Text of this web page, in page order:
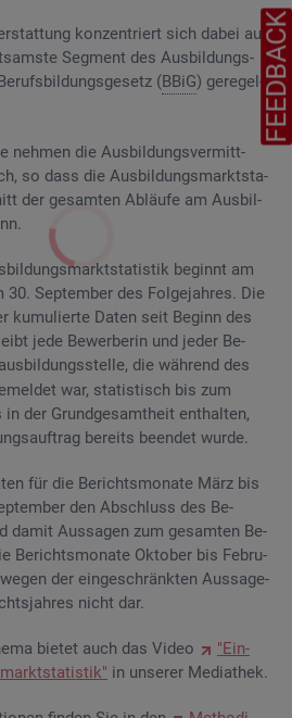
kon­zen­triert sich dabei auf
Seg­ment des Aus­bil­dungs­
(BBiG) ge­re­gel­
neh­men die Aus­bil­dungs­ver­mitt­
so dass die Aus­bil­dungs­markt­sta­
der ge­sam­ten Ab­läu­fe am Aus­bil­
be­ginnt am
30. Sep­tem­ber des Fol­ge­jah­res. Die
ku­mu­lier­te Daten seit Be­ginn des
jede Be­wer­be­rin und jeder Be­
die wäh­rend des
war, sta­tis­tisch bis zum
der Grund­ge­samt­heit ent­hal­ten,
be­reits be­en­det wurde.
für die Be­richts­mo­na­te März bis
den Ab­schluss des Be­
damit Aus­sa­gen zum ge­sam­ten Be­
Be­richts­mo­na­te Ok­to­ber bis Fe­bru­
der ein­ge­schränk­ten Aus­sa­ge­
nicht dar.
bie­tet auch das Video
"Ein­
in un­se­rer Me­dia­thek.
FEEDBACK